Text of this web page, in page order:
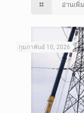
อ่านเพิ่
กุมภาพันธ์ 10, 2026